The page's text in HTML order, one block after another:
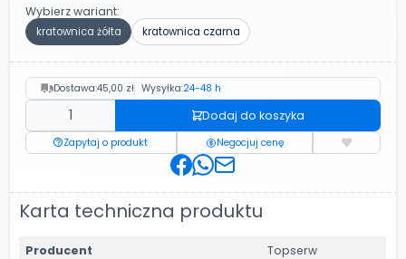
Wybierz wariant:
kratownica żółta kratownica czarna
Dostawa:45,00 zł Wysyłka:24-48 h
Dodaj do koszyka
Zapytaj o produkt Negocjuj cenę
Karta techniczna produktu
Producent
Topserw